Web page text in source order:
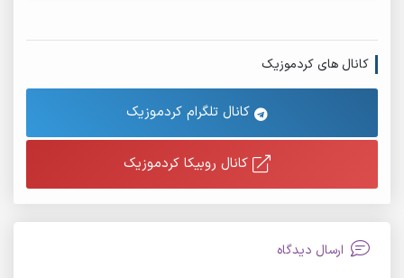
کانال های کردموزیک
کانال تلگرام کردموزیک
کانال روبیکا کردموزیک
ارسال دیدگاه